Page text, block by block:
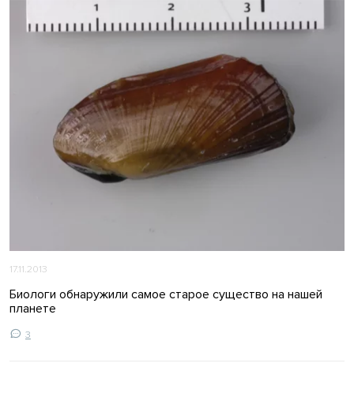
17.11.2013
Биологи обнаружили самое старое существо на нашей
планете
3